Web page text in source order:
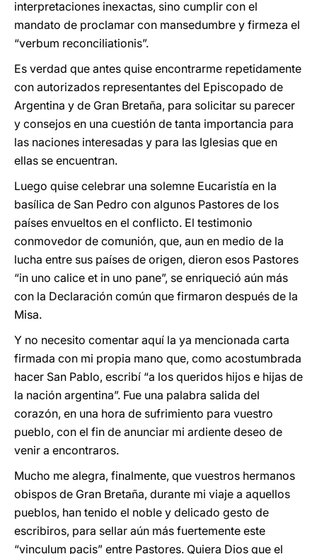
interpretaciones inexactas, sino cumplir con el
mandato de proclamar con mansedumbre y firmeza el
“verbum reconciliationis”.
Es verdad que antes quise encontrarme repetidamente
con autorizados representantes del Episcopado de
Argentina y de Gran Bretaña, para solicitar su parecer
y consejos en una cuestión de tanta importancia para
las naciones interesadas y para las Iglesias que en
ellas se encuentran.
Luego quise celebrar una solemne Eucaristía en la
basílica de San Pedro con algunos Pastores de los
países envueltos en el conflicto. El testimonio
conmovedor de comunión, que, aun en medio de la
lucha entre sus países de origen, dieron esos Pastores
“in uno calice et in uno pane”, se enriqueció aún más
con la Declaración común que firmaron después de la
Misa.
Y no necesito comentar aquí la ya mencionada carta
firmada con mi propia mano que, como acostumbrada
hacer San Pablo, escribí “a los queridos hijos e hijas de
la nación argentina”. Fue una palabra salida del
corazón, en una hora de sufrimiento para vuestro
pueblo, con el fin de anunciar mi ardiente deseo de
venir a encontraros.
Mucho me alegra, finalmente, que vuestros hermanos
obispos de Gran Bretaña, durante mi viaje a aquellos
pueblos, han tenido el noble y delicado gesto de
escribiros, para sellar aún más fuertemente este
“vinculum pacis” entre Pastores. Quiera Dios que el